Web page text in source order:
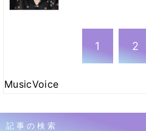
1 2
MusicVoice
記事の検索